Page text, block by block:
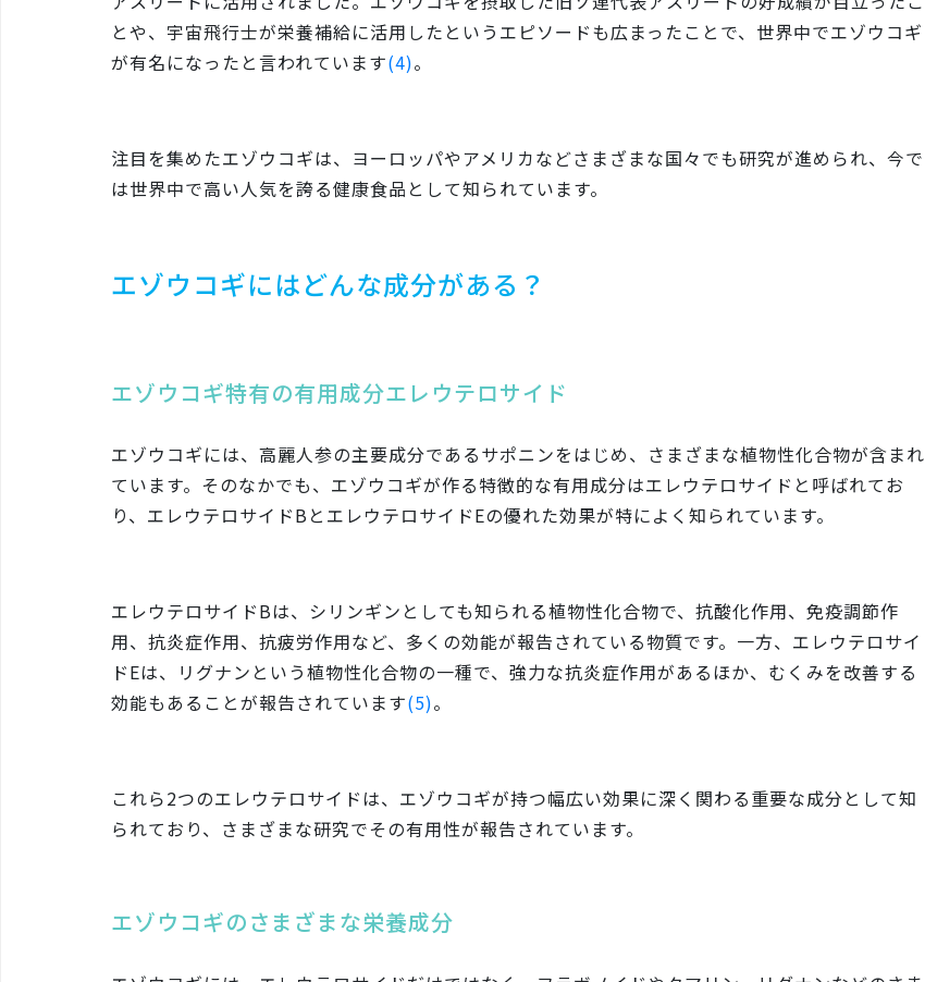
とや、宇宙飛行士が栄養補給に活用したというエピソードも広まったことで、世界中でエゾウコギ
が有名になったと言われています(4)。
注目を集めたエゾウコギは、ヨーロッパやアメリカなどさまざまな国々でも研究が進められ、今で
は世界中で高い人気を誇る健康食品として知られています。
エゾウコギにはどんな成分がある？
エゾウコギ特有の有用成分エレウテロサイド
エゾウコギには、高麗人参の主要成分であるサポニンをはじめ、さまざまな植物性化合物が含まれ
ています。そのなかでも、エゾウコギが作る特徴的な有用成分はエレウテロサイドと呼ばれてお
り、エレウテロサイドBとエレウテロサイドEの優れた効果が特によく知られています。
エレウテロサイドBは、シリンギンとしても知られる植物性化合物で、抗酸化作用、免疫調節作
用、抗炎症作用、抗疲労作用など、多くの効能が報告されている物質です。一方、エレウテロサイ
ドEは、リグナンという植物性化合物の一種で、強力な抗炎症作用があるほか、むくみを改善する
効能もあることが報告されています(5)。
これら2つのエレウテロサイドは、エゾウコギが持つ幅広い効果に深く関わる重要な成分として知
られており、さまざまな研究でその有用性が報告されています。
エゾウコギのさまざまな栄養成分